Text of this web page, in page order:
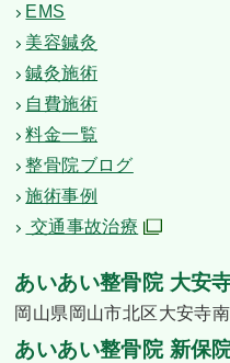
EMS
美容鍼灸
鍼灸施術
自費施術
料金一覧
整骨院ブログ
施術事例
交通事故治療
あいあい整骨院 大安
岡山県岡山市北区大安寺
あいあい整骨院 新保